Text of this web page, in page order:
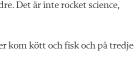
Det är inte rocket science,
kom kött och fisk och på tredje